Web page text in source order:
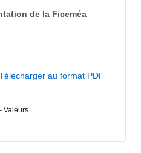
de la Ficeméa
au format PDF
Valeurs